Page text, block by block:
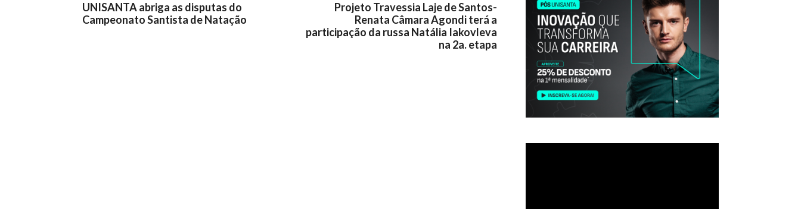
UNISANTA abriga as disputas do
Campeonato Santista de Natação
Projeto Travessia Laje de Santos-
Renata Câmara Agondi terá a
participação da russa Natália Iakovleva
na 2a. etapa